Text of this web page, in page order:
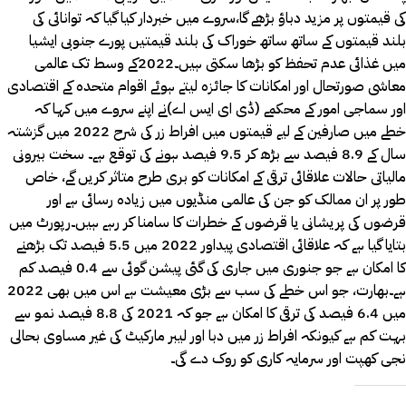
کی قیمتوں پر مزید دباؤ بڑھے گا،سروے میں خبردار کیا گیا کہ توانائی کی
بلند قیمتوں کے ساتھ ساتھ خوراک کی بلند قیمتیں پورے جنوبی ایشیا
میں غذائی عدم تحفظ کو بڑھا سکتی ہیں۔2022کے وسط تک عالمی
معاشی صورتحال اور امکانات کا جائزہ لیتے ہوئے اقوام متحدہ کے اقتصادی
اور سماجی امور کے محکمے (ڈی ای ایس اے)نے اپنے سروے میں کہا کہ
خطے میں صارفین کے لیے قیمتوں میں افراط زر کی شرح 2022 میں گزشتہ
سال کے 8.9 فیصد سے بڑھ کر 9.5 فیصد ہونے کی توقع ہے۔ سخت بیرونی
مالیاتی حالات علاقائی ترقی کے امکانات کو بری طرح متاثر کریں گے، خاص
طور پر ان ممالک کو جن کی عالمی منڈیوں میں زیادہ رسائی ہے اور
قرضوں کی پریشانی یا قرضوں کے خطرات کا سامنا کر رہے ہیں۔رپورٹ میں
بتایا گیا ہے کہ علاقائی اقتصادی پیداور 2022 میں 5.5 فیصد تک بڑھنے
کا امکان ہے جو جنوری میں جاری کی گئی پیشن گوئی سے 0.4 فیصد کم
ہے۔بھارت، جو اس خطے کی سب سے بڑی معیشت ہے اس میں بھی 2022
میں 6.4 فیصد کی ترقی کا امکان ہے جو کہ 2021 کی 8.8 فیصد نمو سے
بہت کم ہے کیونکہ افراط زر میں دبا اور لیبر مارکیٹ کی غیر مساوی بحالی
نجی کھپت اور سرمایہ کاری کو روک دے گی۔